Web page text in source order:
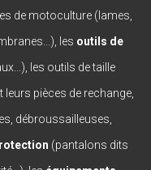
de motoculture (lames,
les outils de
les outils de taille
pièces de rechange,
débroussailleuses,
(pantalons dits